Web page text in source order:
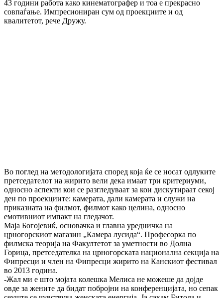
43 години работа како кинематографер и тоа е прекрасно
совпаѓање. Импресиониран сум од проекциите и од
квалитетот, рече Дружу.
Во поглед на методологијата според која ќе се носат одлуките
претседателот на жирито вели дека имаат три критериуми,
односно аспекти кои се разгледуваат за кои дискутираат секој
ден по проекциите: камерата, дали камерата и служи на
приказната на филмот, филмот како целина, односно
емотивниот импакт на гледачот.
Маја Богојевиќ, основачка и главна уредничка на
црногорскиот магазин „Камера лусида“. Професорка по
филмска теорија на Факултетот за уметности во Долна
Горица, претседателка на црногорската национална секција на
Фипресци и член на Фипресци жирито на Канскиот фестивал
во 2013 година.
-Жал ми е што мојата колешка Мелиса не можеше да дојде
овде за жените да бидат побројни на конференцијата, но сепак